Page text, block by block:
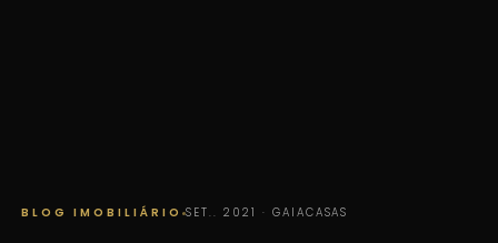
BLOG IMOBILIÁRIO SET.. 2021 · GAIACASAS